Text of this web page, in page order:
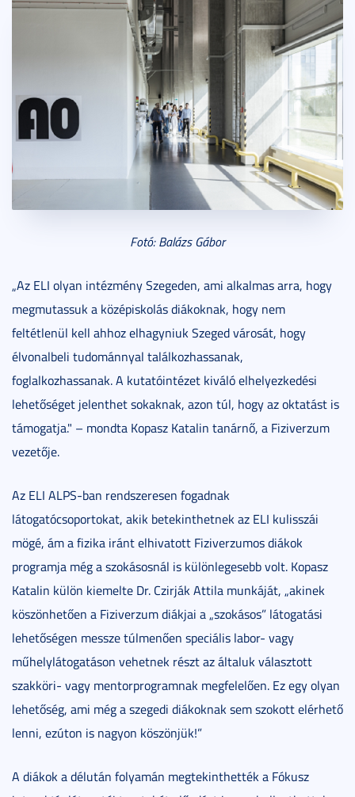
Fotó: Balázs Gábor
„Az ELI olyan intézmény Szegeden, ami alkalmas arra, hogy
megmutassuk a középiskolás diákoknak, hogy nem
feltétlenül kell ahhoz elhagyniuk Szeged városát, hogy
élvonalbeli tudománnyal találkozhassanak,
foglalkozhassanak. A kutatóintézet kiváló elhelyezkedési
lehetőséget jelenthet sokaknak, azon túl, hogy az oktatást is
támogatja." – mondta Kopasz Katalin tanárnő, a Fiziverzum
vezetője.
Az ELI ALPS-ban rendszeresen fogadnak
látogatócsoportokat, akik betekinthetnek az ELI kulisszái
mögé, ám a fizika iránt elhivatott Fiziverzumos diákok
programja még a szokásosnál is különlegesebb volt. Kopasz
Katalin külön kiemelte Dr. Czirják Attila munkáját, „akinek
köszönhetően a Fiziverzum diákjai a „szokásos” látogatási
lehetőségen messze túlmenően speciális labor- vagy
műhelylátogatáson vehetnek részt az általuk választott
szakköri- vagy mentorprogramnak megfelelően. Ez egy olyan
lehetőség, ami még a szegedi diákoknak sem szokott elérhető
lenni, ezúton is nagyon köszönjük!”
A diákok a délután folyamán megtekinthették a Fókusz